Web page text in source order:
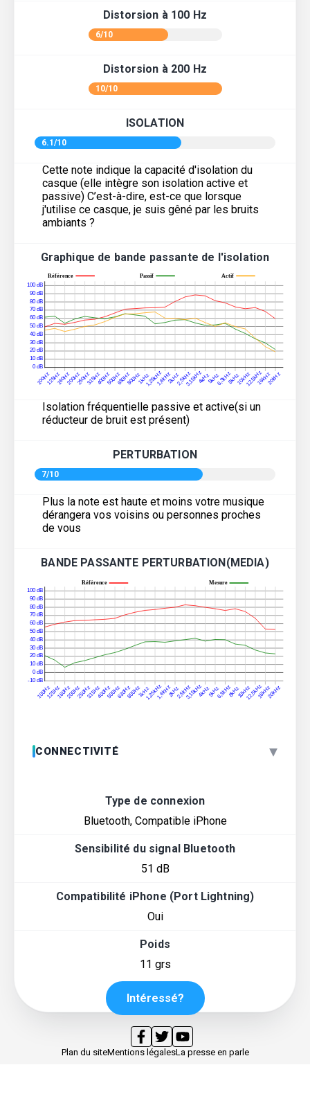
Distorsion à 100 Hz
6/10
Distorsion à 200 Hz
10/10
ISOLATION
6.1/10
Cette note indique la capacité d'isolation du
casque (elle intègre son isolation active et
passive) C’est-à-dire, est-ce que lorsque
j'utilise ce casque, je suis gêné par les bruits
ambiants ?
Graphique de bande passante de l'isolation
Isolation fréquentielle passive et active(si un
réducteur de bruit est présent)
PERTURBATION
7/10
Plus la note est haute et moins votre musique
dérangera vos voisins ou personnes proches
de vous
BANDE PASSANTE PERTURBATION(MEDIA)
CONNECTIVITÉ ▾
Type de connexion
Bluetooth, Compatible iPhone
Sensibilité du signal Bluetooth
51 dB
Compatibilité iPhone (Port Lightning)
Oui
Poids
11 grs
Intéressé?
Plan du siteMentions légalesLa presse en parle